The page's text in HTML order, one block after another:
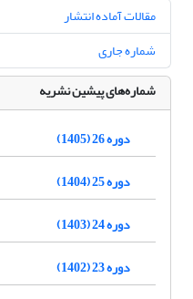
مقالات آماده انتشار
شماره جاری
شماره‌های پیشین نشریه
دوره 26 (1405)
دوره 25 (1404)
دوره 24 (1403)
دوره 23 (1402)